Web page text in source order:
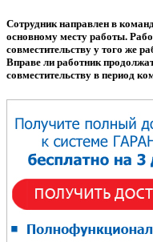
Сотрудник направлен в
основному месту работы.
совместительству у того же
Вправе ли работник
совместительству в период